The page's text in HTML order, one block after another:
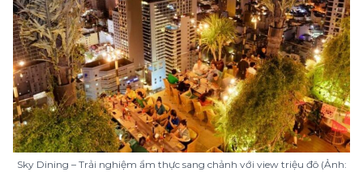
Sky Dining – Trải nghiệm ẩm thực sang chảnh với view triệu đô (Ảnh: